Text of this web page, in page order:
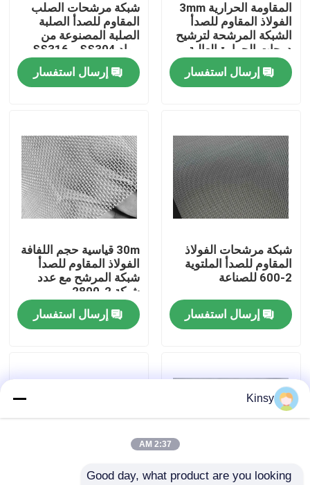
المنزل
برنامج VR
حولنا
جولة في المصنع
مراقبة الجودة
أخبار
شاشة شبكة الأسلاك المنسوجة
المقاومة الحرارية 3mm
الفولاذ المقاوم للصدأ
الشبكة المرشحة لترشيح
درجات الحرارة العالية
في الصناعة
إرسال استفسار
شبكة مرشحات الصلب
المقاوم للصدأ الصلبة
الصلبة المصنوعة من
مواد SS304 و SS316
للتطبيقات الصناعية
للجصف والفلترات
إرسال استفسار
شبكة مرشحات الفولاذ
المقاوم للصدأ الملتوية
2-600 للصناعة
إرسال استفسار
30m قياسية حجم اللفافة
الفولاذ المقاوم للصدأ
شبكة المرشح مع عدد
ISO9001 معتمدة
للتطبيقات الواسعة
إرسال استفسار
Kinsy
2:37 AM
Good day, what product are you looking